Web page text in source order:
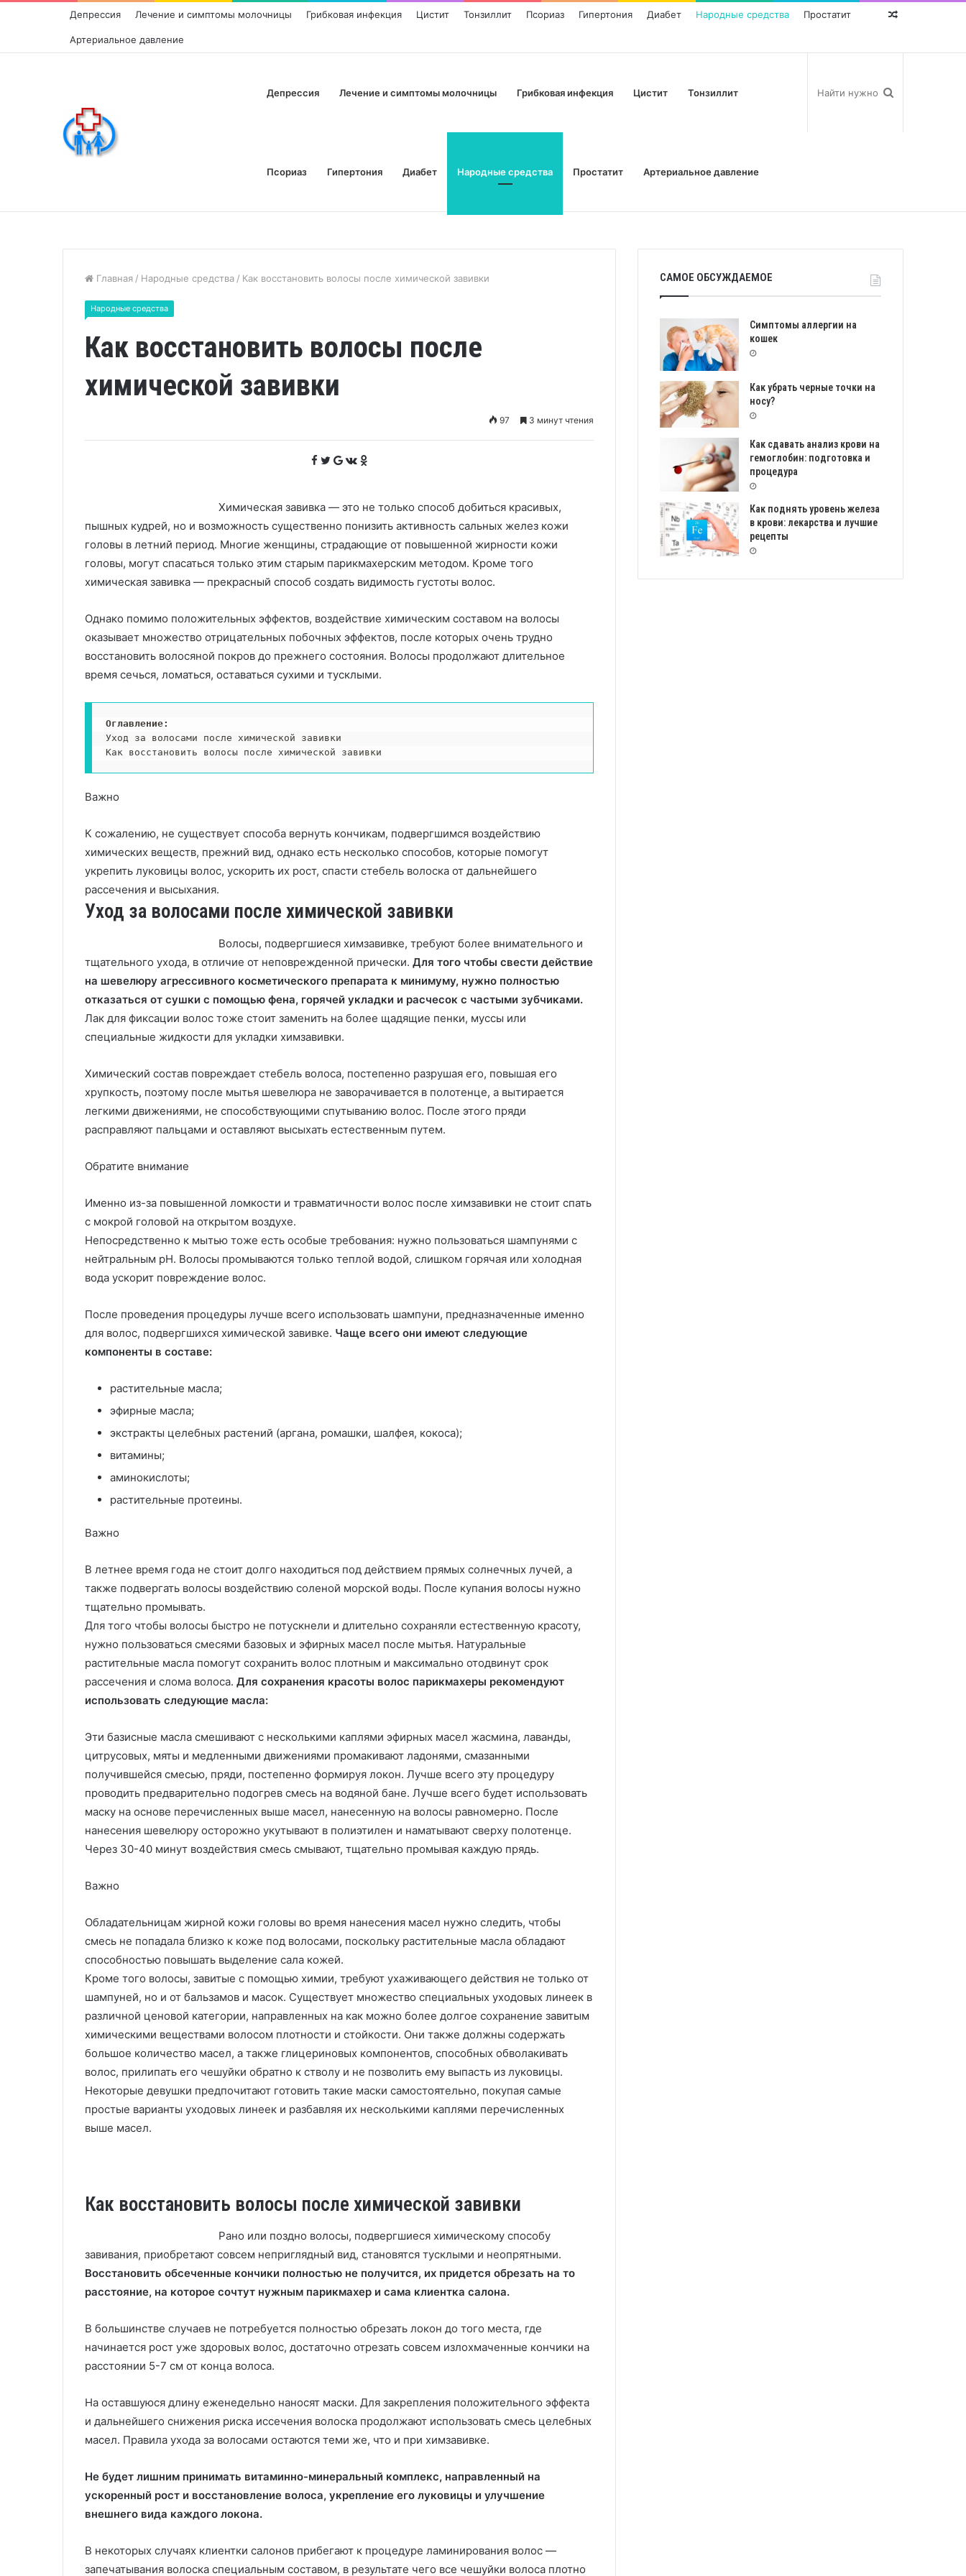
Депрессия Лечение и симптомы молочницы Грибковая инфекция Цистит Тонзиллит Псориаз Гипертония Диабет Народные средства Простатит
Артериальное давление
Random
Депрессия Лечение и симптомы молочницы Грибковая инфекция Цистит Тонзиллит
Псориаз Гипертония Диабет Народные средства Простатит Артериальное давление
Главная / Народные средства / Как восстановить волосы после химической завивки
Народные средства
Как восстановить волосы после
химической завивки
97 3 минут чтения
F
a
k
T
w
G
o
V
K
t s
n
i
i
Химическая завивка — это не только способ добиться красивых,
пышных кудрей, но и возможность существенно понизить активность сальных желез кожи
головы в летний период. Многие женщины, страдающие от повышенной жирности кожи
головы, могут спасаться только этим старым парикмахерским методом. Кроме того
химическая завивка — прекрасный способ создать видимость густоты волос.
Однако помимо положительных эффектов, воздействие химическим составом на волосы
оказывает множество отрицательных побочных эффектов, после которых очень трудно
восстановить волосяной покров до прежнего состояния. Волосы продолжают длительное
время сечься, ломаться, оставаться сухими и тусклыми.
Оглавление:
Уход за волосами после химической завивки
Как восстановить волосы после химической завивки
Важно
К сожалению, не существует способа вернуть кончикам, подвергшимся воздействию
химических веществ, прежний вид, однако есть несколько способов, которые помогут
укрепить луковицы волос, ускорить их рост, спасти стебель волоска от дальнейшего
рассечения и высыхания.
Уход за волосами после химической завивки
Волосы, подвергшиеся химзавивке, требуют более внимательного и
тщательного ухода, в отличие от неповрежденной прически. Для того чтобы свести действие
на шевелюру агрессивного косметического препарата к минимуму, нужно полностью
отказаться от сушки с помощью фена, горячей укладки и расчесок с частыми зубчиками.
Лак для фиксации волос тоже стоит заменить на более щадящие пенки, муссы или
специальные жидкости для укладки химзавивки.
Химический состав повреждает стебель волоса, постепенно разрушая его, повышая его
хрупкость, поэтому после мытья шевелюра не заворачивается в полотенце, а вытирается
легкими движениями, не способствующими спутыванию волос. После этого пряди
расправляют пальцами и оставляют высыхать естественным путем.
Обратите внимание
Именно из-за повышенной ломкости и травматичности волос после химзавивки не стоит спать
с мокрой головой на открытом воздухе.
Непосредственно к мытью тоже есть особые требования: нужно пользоваться шампунями с
нейтральным рН. Волосы промываются только теплой водой, слишком горячая или холодная
вода ускорит повреждение волос.
После проведения процедуры лучше всего использовать шампуни, предназначенные именно
для волос, подвергшихся химической завивке. Чаще всего они имеют следующие
компоненты в составе:
растительные масла;
эфирные масла;
экстракты целебных растений (аргана, ромашки, шалфея, кокоса);
витамины;
аминокислоты;
растительные протеины.
Важно
В летнее время года не стоит долго находиться под действием прямых солнечных лучей, а
также подвергать волосы воздействию соленой морской воды. После купания волосы нужно
тщательно промывать.
Для того чтобы волосы быстро не потускнели и длительно сохраняли естественную красоту,
нужно пользоваться смесями базовых и эфирных масел после мытья. Натуральные
растительные масла помогут сохранить волос плотным и максимально отодвинут срок
рассечения и слома волоса. Для сохранения красоты волос парикмахеры рекомендуют
использовать следующие масла:
Эти базисные масла смешивают с несколькими каплями эфирных масел жасмина, лаванды,
цитрусовых, мяты и медленными движениями промакивают ладонями, смазанными
получившейся смесью, пряди, постепенно формируя локон. Лучше всего эту процедуру
проводить предварительно подогрев смесь на водяной бане. Лучше всего будет использовать
маску на основе перечисленных выше масел, нанесенную на волосы равномерно. После
нанесения шевелюру осторожно укутывают в полиэтилен и наматывают сверху полотенце.
Через 30-40 минут воздействия смесь смывают, тщательно промывая каждую прядь.
Важно
Обладательницам жирной кожи головы во время нанесения масел нужно следить, чтобы
смесь не попадала близко к коже под волосами, поскольку растительные масла обладают
способностью повышать выделение сала кожей.
Кроме того волосы, завитые с помощью химии, требуют ухаживающего действия не только от
шампуней, но и от бальзамов и масок. Существует множество специальных уходовых линеек в
различной ценовой категории, направленных на как можно более долгое сохранение завитым
химическими веществами волосом плотности и стойкости. Они также должны содержать
большое количество масел, а также глицериновых компонентов, способных обволакивать
волос, прилипать его чешуйки обратно к стволу и не позволить ему выпасть из луковицы.
Некоторые девушки предпочитают готовить такие маски самостоятельно, покупая самые
простые варианты уходовых линеек и разбавляя их несколькими каплями перечисленных
выше масел.
Как восстановить волосы после химической завивки
Рано или поздно волосы, подвергшиеся химическому способу
завивания, приобретают совсем неприглядный вид, становятся тусклыми и неопрятными.
Восстановить обсеченные кончики полностью не получится, их придется обрезать на то
расстояние, на которое сочтут нужным парикмахер и сама клиентка салона.
В большинстве случаев не потребуется полностью обрезать локон до того места, где
начинается рост уже здоровых волос, достаточно отрезать совсем излохмаченные кончики на
расстоянии 5-7 см от конца волоса.
На оставшуюся длину еженедельно наносят маски. Для закрепления положительного эффекта
и дальнейшего снижения риска иссечения волоска продолжают использовать смесь целебных
масел. Правила ухода за волосами остаются теми же, что и при химзавивке.
Не будет лишним принимать витаминно-минеральный комплекс, направленный на
ускоренный рост и восстановление волоса, укрепление его луковицы и улучшение
внешнего вида каждого локона.
В некоторых случаях клиентки салонов прибегают к процедуре ламинирования волос —
запечатывания волоска специальным составом, в результате чего все чешуйки волоса плотно
САМОЕ ОБСУЖДАЕМОЕ
Симптомы аллергии на
кошек
Как убрать черные точки на
носу?
Как сдавать анализ крови на
гемоглобин: подготовка и
процедура
Как поднять уровень железа
в крови: лекарства и лучшие
рецепты